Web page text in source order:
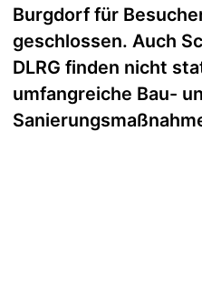
Burgdorf für
geschlossen. Auch
DLRG finden nicht
umfangreiche Bau-